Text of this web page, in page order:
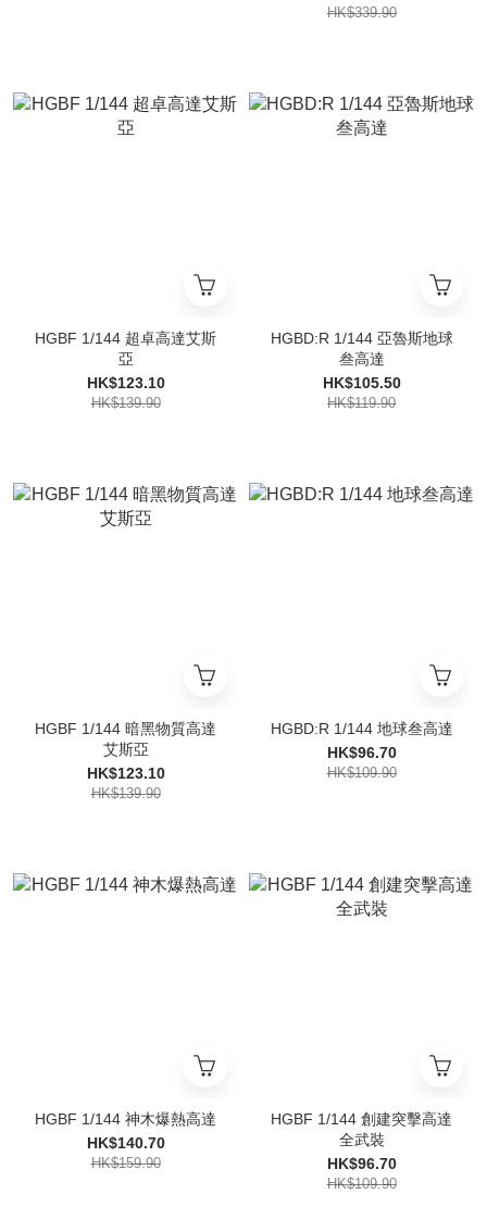
HK$339.90
HGBF 1/144 超卓高達艾斯
亞
HK$123.10
HK$139.90
HGBD:R 1/144 亞魯斯地球
叁高達
HK$105.50
HK$119.90
HGBF 1/144 暗黑物質高達
艾斯亞
HK$123.10
HK$139.90
HGBD:R 1/144 地球叁高達
HK$96.70
HK$109.90
HGBF 1/144 神木爆熱高達
HK$140.70
HK$159.90
HGBF 1/144 創建突擊高達
全武裝
HK$96.70
HK$109.90